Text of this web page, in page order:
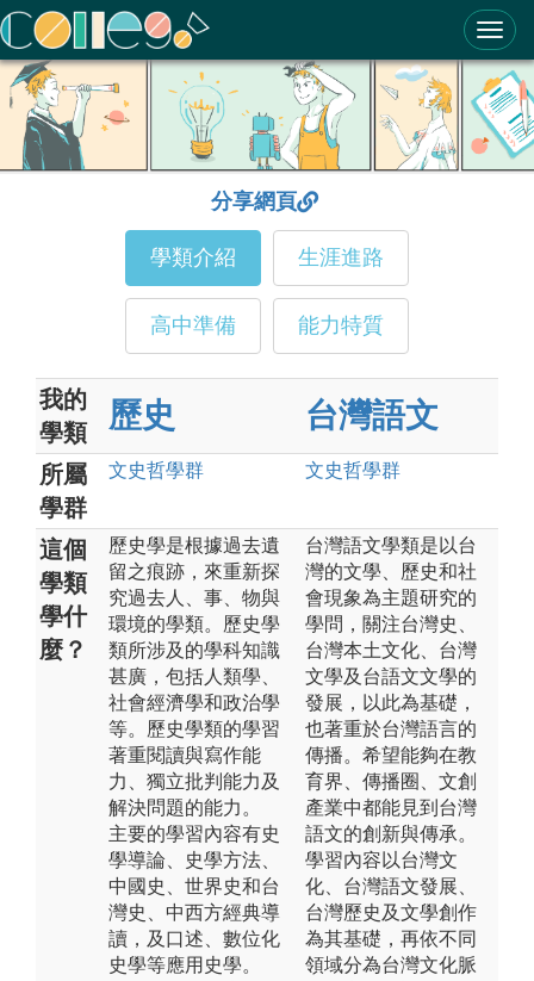
ColleGo! 大學選才與高中育才輔助系統
分享網頁
學類介紹 生涯進路
高中準備 能力特質
我的
學類
歷史 台灣語文
所屬
學群
文史哲學群 文史哲學群
這個
學類
學什
麼？
歷史學是根據過去遺
留之痕跡，來重新探
究過去人、事、物與
環境的學類。歷史學
類所涉及的學科知識
甚廣，包括人類學、
社會經濟學和政治學
等。歷史學類的學習
著重閱讀與寫作能
力、獨立批判能力及
解決問題的能力。
主要的學習內容有史
學導論、史學方法、
中國史、世界史和台
灣史、中西方經典導
讀，及口述、數位化
史學等應用史學。
台灣語文學類是以台
灣的文學、歷史和社
會現象為主題研究的
學問，關注台灣史、
台灣本土文化、台灣
文學及台語文文學的
發展，以此為基礎，
也著重於台灣語言的
傳播。希望能夠在教
育界、傳播圈、文創
產業中都能見到台灣
語文的創新與傳承。
學習內容以台灣文
化、台灣語文發展、
台灣歷史及文學創作
為其基礎，再依不同
領域分為台灣文化脈